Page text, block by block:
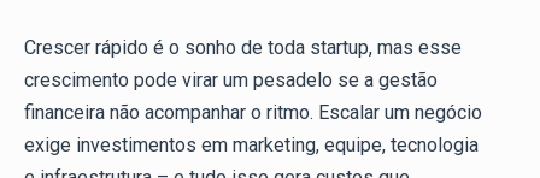
Crescer rápido é o sonho de toda startup, mas esse
crescimento pode virar um pesadelo se a gestão
financeira não acompanhar o ritmo. Escalar um negócio
exige investimentos em marketing, equipe, tecnologia